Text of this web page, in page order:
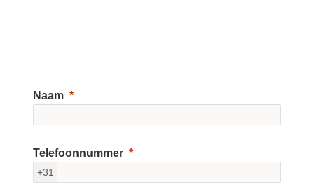
Naam
Telefoonnummer
+31